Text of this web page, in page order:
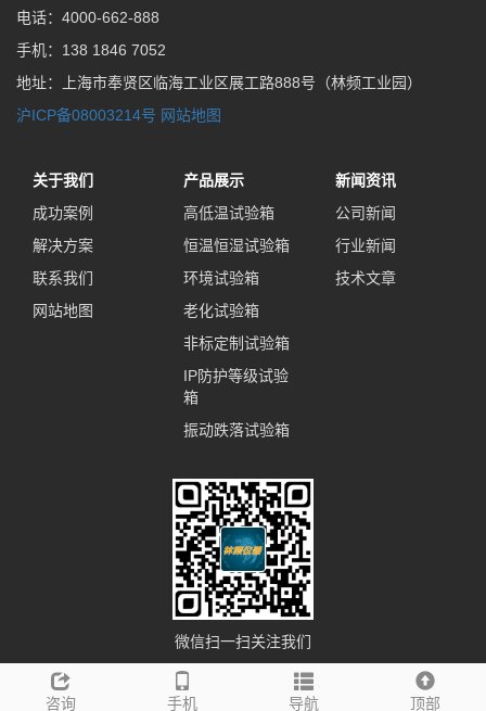
咨询 手机 导航 顶部
电话：4000-662-888
手机：138 1846 7052
地址：上海市奉贤区临海工业区展工路888号（林频工业园）
沪ICP备08003214号 网站地图
关于我们
成功案例
解决方案
联系我们
网站地图
产品展示
高低温试验箱
恒温恒湿试验箱
环境试验箱
老化试验箱
非标定制试验箱
IP防护等级试验
箱
振动跌落试验箱
新闻资讯
公司新闻
行业新闻
技术文章
微信扫一扫关注我们